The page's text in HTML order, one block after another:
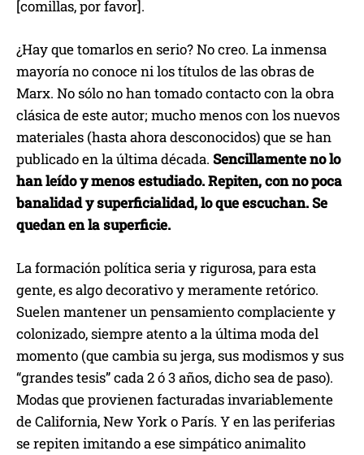
[comillas, por favor].
¿Hay que tomarlos en serio? No creo. La inmensa
mayoría no conoce ni los títulos de las obras de
Marx. No sólo no han tomado contacto con la obra
clásica de este autor; mucho menos con los nuevos
materiales (hasta ahora desconocidos) que se han
publicado en la última década. Sencillamente no lo
han leído y menos estudiado. Repiten, con no poca
banalidad y superficialidad, lo que escuchan. Se
quedan en la superficie.
La formación política seria y rigurosa, para esta
gente, es algo decorativo y meramente retórico.
Suelen mantener un pensamiento complaciente y
colonizado, siempre atento a la última moda del
momento (que cambia su jerga, sus modismos y sus
“grandes tesis” cada 2 ó 3 años, dicho sea de paso).
Modas que provienen facturadas invariablemente
de California, New York o París. Y en las periferias
se repiten imitando a ese simpático animalito